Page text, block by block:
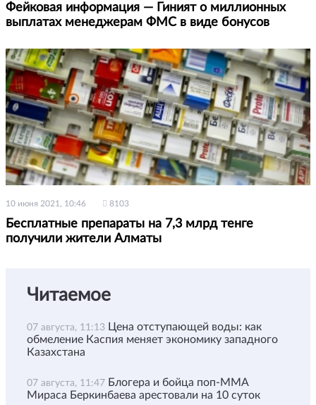
Фейковая информация — Гиният о миллионных
выплатах менеджерам ФМС в виде бонусов
10 июня 2021, 10:46 8103
Бесплатные препараты на 7,3 млрд тенге
получили жители Алматы
Читаемое
07 августа, 11:13 Цена отступающей воды: как
обмеление Каспия меняет экономику западного
Казахстана
07 августа, 11:47 Блогера и бойца поп-ММА
Мираса Беркинбаева арестовали на 10 суток